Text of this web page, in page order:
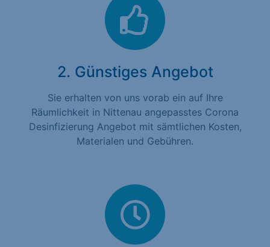
2. Günstiges Angebot
Sie erhalten von uns vorab ein auf Ihre
Räumlichkeit in Nittenau angepasstes Corona
Desinfizierung Angebot mit sämtlichen Kosten,
Materialen und Gebühren.